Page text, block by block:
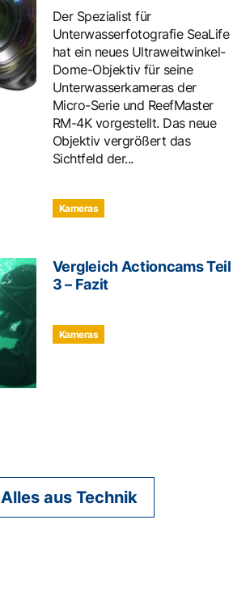
Der Spezialist für
Unterwasserfotografie SeaLife
hat ein neues Ultraweitwinkel-
Dome-Objektiv für seine
Unterwasserkameras der
Micro-Serie und ReefMaster
RM-4K vorgestellt. Das neue
Objektiv vergrößert das
Sichtfeld der...
Kameras
Vergleich Actioncams Teil
3 – Fazit
Kameras
Alles aus Technik